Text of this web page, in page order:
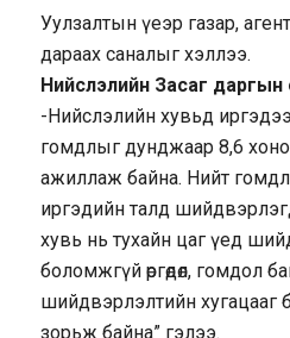
Уулзалтын үеэр газар,
дараах саналыг хэллээ.
Нийслэлийн Засаг
-Нийслэлийн хувьд иргэдээс
гомдлыг дунджаар 8,6
ажиллаж байна. Нийт
иргэдийн талд
хувь нь тухайн цаг үед
боломжгүй өргөдөл, гомдол
шийдвэрлэлтийн хугацааг
зорьж байна” гэлээ.